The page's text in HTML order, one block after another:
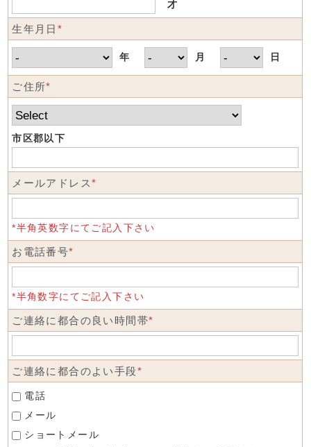
才
生年月日 *
年 月 日
ご住所*
市区郡以下
メールアドレス*
*半角英数字にてご記入下さい
お電話番号*
*半角数字にてご記入下さい
ご連絡に都合の良い時間帯*
ご連絡に都合のよい手段*
電話
メール
ショートメール